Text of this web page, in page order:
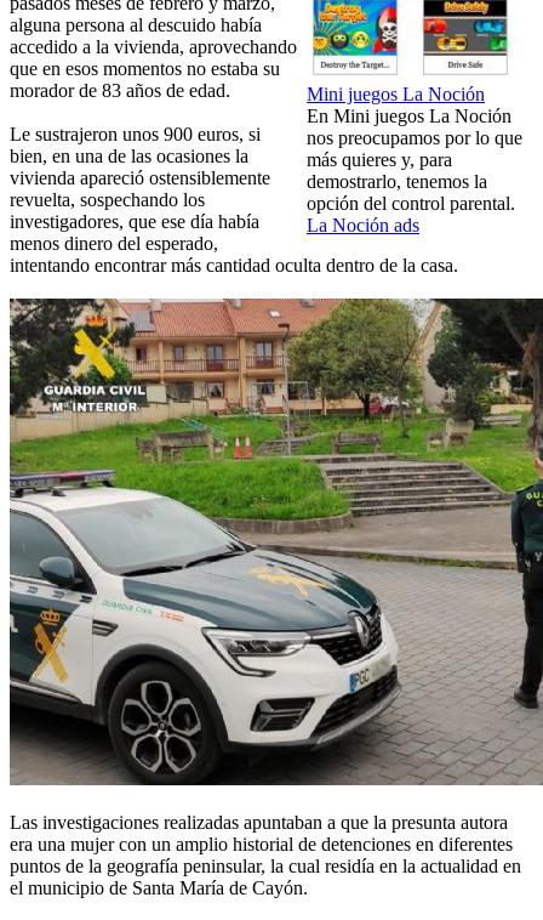
Mini juegos La Noción
En Mini juegos La Noción
nos preocupamos por lo que
más quieres y, para
demostrarlo, tenemos la
opción del control parental.
La Noción ads
alguna persona al descuido había
accedido a la vivienda, aprovechando
que en esos momentos no estaba su
morador de 83 años de edad.
Le sustrajeron unos 900 euros, si
bien, en una de las ocasiones la
vivienda apareció ostensiblemente
revuelta, sospechando los
investigadores, que ese día había
menos dinero del esperado,
intentando encontrar más cantidad oculta dentro de la casa.
Las investigaciones realizadas apuntaban a que la presunta autora
era una mujer con un amplio historial de detenciones en diferentes
puntos de la geografía peninsular, la cual residía en la actualidad en
el municipio de Santa María de Cayón.